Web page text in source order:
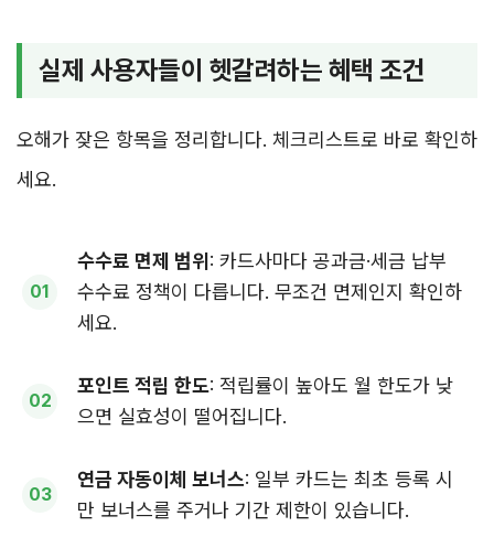
실제 사용자들이 헷갈려하는 혜택 조건
오해가 잦은 항목을 정리합니다. 체크리스트로 바로 확인하
세요.
수수료 면제 범위: 카드사마다 공과금·세금 납부
수수료 정책이 다릅니다. 무조건 면제인지 확인하
세요.
포인트 적립 한도: 적립률이 높아도 월 한도가 낮
으면 실효성이 떨어집니다.
연금 자동이체 보너스: 일부 카드는 최초 등록 시
만 보너스를 주거나 기간 제한이 있습니다.